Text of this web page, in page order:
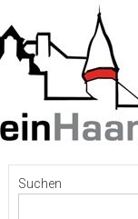
Suchen